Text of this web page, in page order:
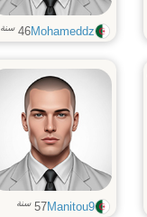
Mohameddz
46 سنة
Manitou9
57 سنة